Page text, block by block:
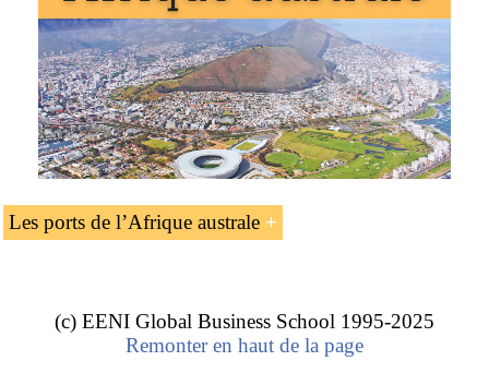
Cours de logistique : transport en Afrique,transport
maritime,logistique multimodal.
Les ports de l’Afrique australe
port de Durbanà...
Distance
(c) EENI Global Business School 1995-2025
Remonter en haut de la page